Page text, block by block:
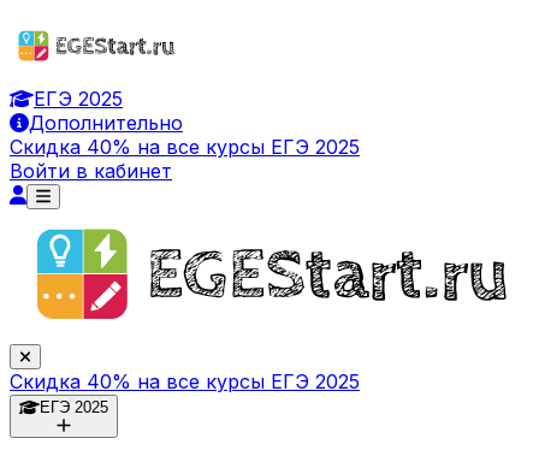
ЕГЭ 2025
Дополнительно
Скидка 40% на все курсы ЕГЭ 2025
Войти в кабинет
Скидка 40% на все курсы ЕГЭ 2025
ЕГЭ 2025